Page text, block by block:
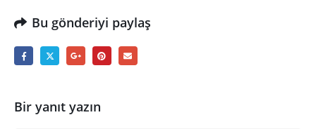
Bu gönderiyi paylaş
Bir yanıt yazın